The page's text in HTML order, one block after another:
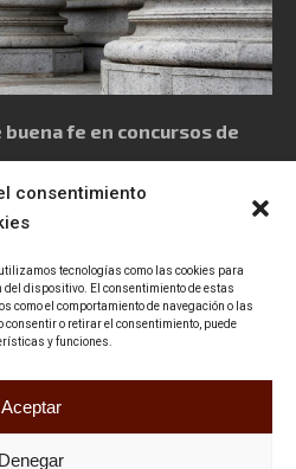
consentimiento
tecnologías como las cookies para
dispositivo. El consentimiento de estas
como el comportamiento de navegación o las
o retirar el consentimiento, puede
y funciones.
Aceptar
Denegar
fe en concursos de
Legal
Política de cookies